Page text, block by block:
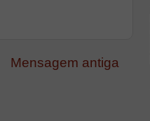
Mensagem antiga